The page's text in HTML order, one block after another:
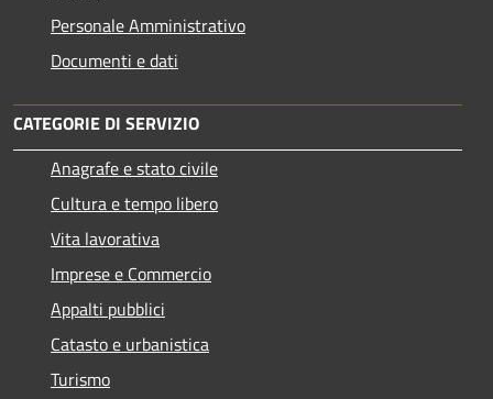
Personale Amministrativo
Documenti e dati
CATEGORIE DI SERVIZIO
Anagrafe e stato civile
Cultura e tempo libero
Vita lavorativa
Imprese e Commercio
Appalti pubblici
Catasto e urbanistica
Turismo